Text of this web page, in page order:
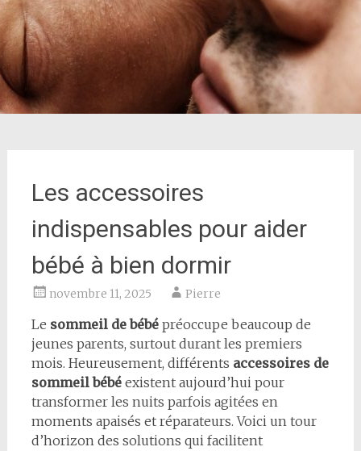
Les accessoires
indispensables pour aider
bébé à bien dormir
novembre 11, 2025 Pierre
Le sommeil de bébépréoccupe beaucoup de
jeunes parents, surtout durant les premiers
mois. Heureusement, différents accessoires de
sommeil bébéexistent aujourd’hui pour
transformer les nuits parfois agitées en
moments apaisés et réparateurs. Voici un tour
d’horizon des solutions qui facilitent